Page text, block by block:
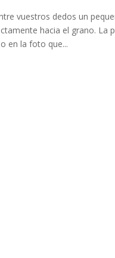
vuestros dedos un
hacia el grano. La
en la foto que...